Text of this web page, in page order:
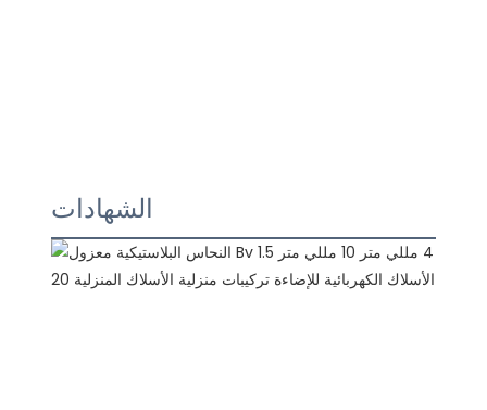
الشهادات